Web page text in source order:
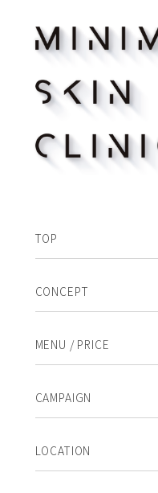
TOP
CONCEPT
MENU / PRICE
CAMPAIGN
LOCATION